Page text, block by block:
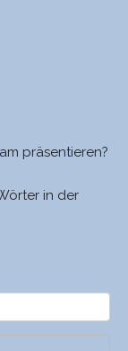
präsentieren?
in der